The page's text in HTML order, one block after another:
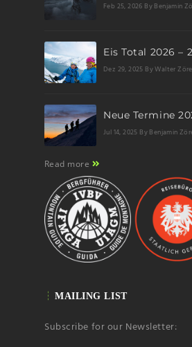
Feb 25, 2026 By Benjamin
Dez 29, 2025 By Walter
Jul 14, 2025 By Benjamin
Read more
MAILING LIST
Subscribe for our Newsletter: